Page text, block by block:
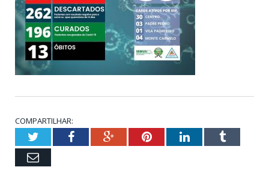
COMPARTILHAR:
TwitterFacebookGoogle+PinterestLinkedInTumblr
Email